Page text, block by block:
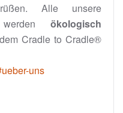
Alle unsere
werden ökologisch
Cradle to Cradle®
uns